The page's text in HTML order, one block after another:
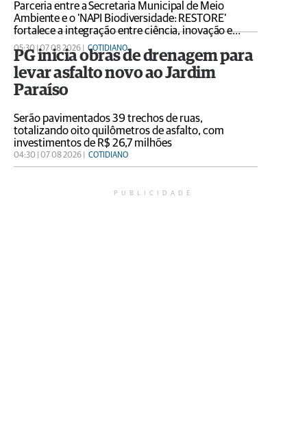
Parceria entre a Secretaria Municipal de Meio
Ambiente e o 'NAPI Biodiversidade: RESTORE'
fortalece a integração entre ciência, inovação e
gestão ambiental
05:30 | 07 08 2026 | COTIDIANO
PG inicia obras de drenagem para
levar asfalto novo ao Jardim
Paraíso
Serão pavimentados 39 trechos de ruas,
totalizando oito quilômetros de asfalto, com
investimentos de R$ 26,7 milhões
04:30 | 07 08 2026 | COTIDIANO
PUBLICIDADE